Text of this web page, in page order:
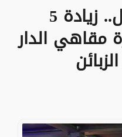
تزامنا مع المونديال.. زيادة 5
مقاهي الدار